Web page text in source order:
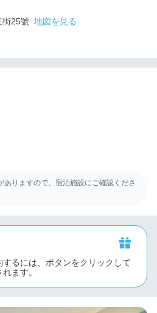
街25號 地図を見る
ありますので、宿泊施設にご確認くださ
するには、ボタンをクリックして
ます。